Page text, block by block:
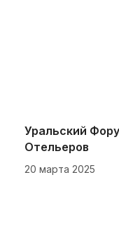
Уральский
Отельеров
20 марта 2025